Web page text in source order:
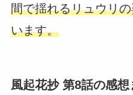
間で揺れるリュウリ
います。
風起花抄 第8話の感想